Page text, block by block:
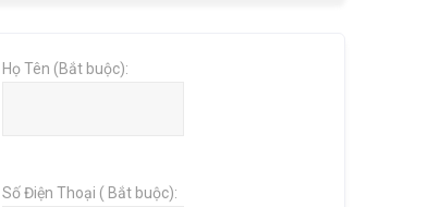
Họ Tên (Bắt buộc):
Số Điện Thoại ( Bắt buộc):